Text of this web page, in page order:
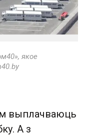
якое
выплачваюць
А з